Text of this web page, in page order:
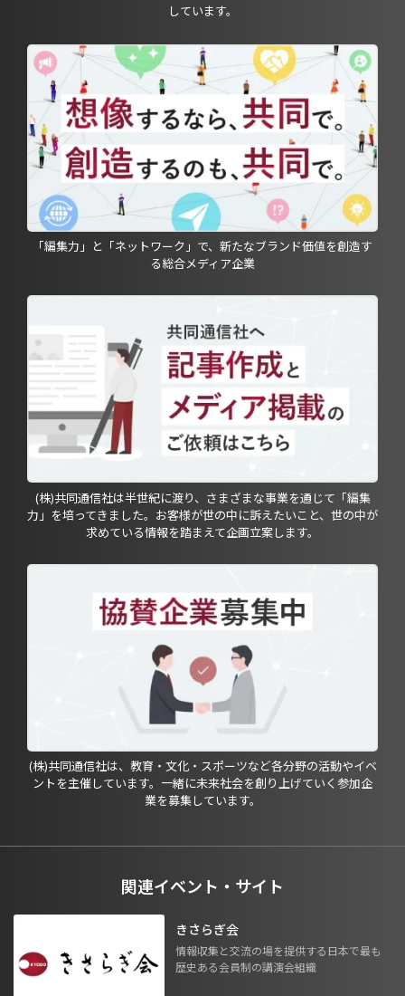
しています。
「編集力」と「ネットワーク」で、新たなブランド価値を創造す
る総合メディア企業
(株)共同通信社は半世紀に渡り、さまざまな事業を通じて「編集
力」を培ってきました。お客様が世の中に訴えたいこと、世の中が
求めている情報を踏まえて企画立案します。
(株)共同通信社は、教育・文化・スポーツなど各分野の活動やイベ
ントを主催しています。一緒に未来社会を創り上げていく参加企
業を募集しています。
関連イベント・サイト
きさらぎ会
情報収集と交流の場を提供する日本で最も
歴史ある会員制の講演会組織